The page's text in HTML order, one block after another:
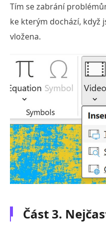
Tím se zabrání
ke kterým dochází, když
vložena.
Část 3.